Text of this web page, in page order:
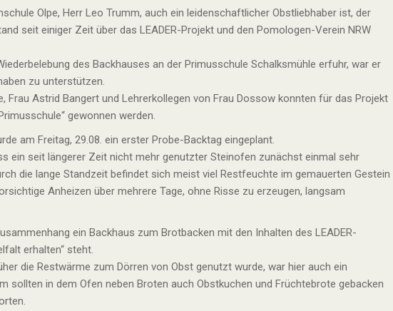
Olpe, Herr Leo Trumm, auch ein leidenschaftlicher Obstliebhaber ist, der
seit einiger Zeit über das LEADER-Projekt und den Pomologen-Verein NRW
des Backhauses an der Primusschule Schalksmühle erfuhr, war er
zu unterstützen.
Frau Astrid Bangert und Lehrerkollegen von Frau Dossow konnten für das Projekt
gewonnen werden.
am Freitag, 29.08. ein erster Probe-Backtag eingeplant.
ein seit längerer Zeit nicht mehr genutzter Steinofen zunächst einmal sehr
die lange Standzeit befindet sich meist viel Restfeuchte im gemauerten Gestein
Anheizen über mehrere Tage, ohne Risse zu erzeugen, langsam
ein Backhaus zum Brotbacken mit den Inhalten des LEADER-
erhalten“ steht.
die Restwärme zum Dörren von Obst genutzt wurde, war hier auch ein
sollten in dem Ofen neben Broten auch Obstkuchen und Früchtebrote gebacken